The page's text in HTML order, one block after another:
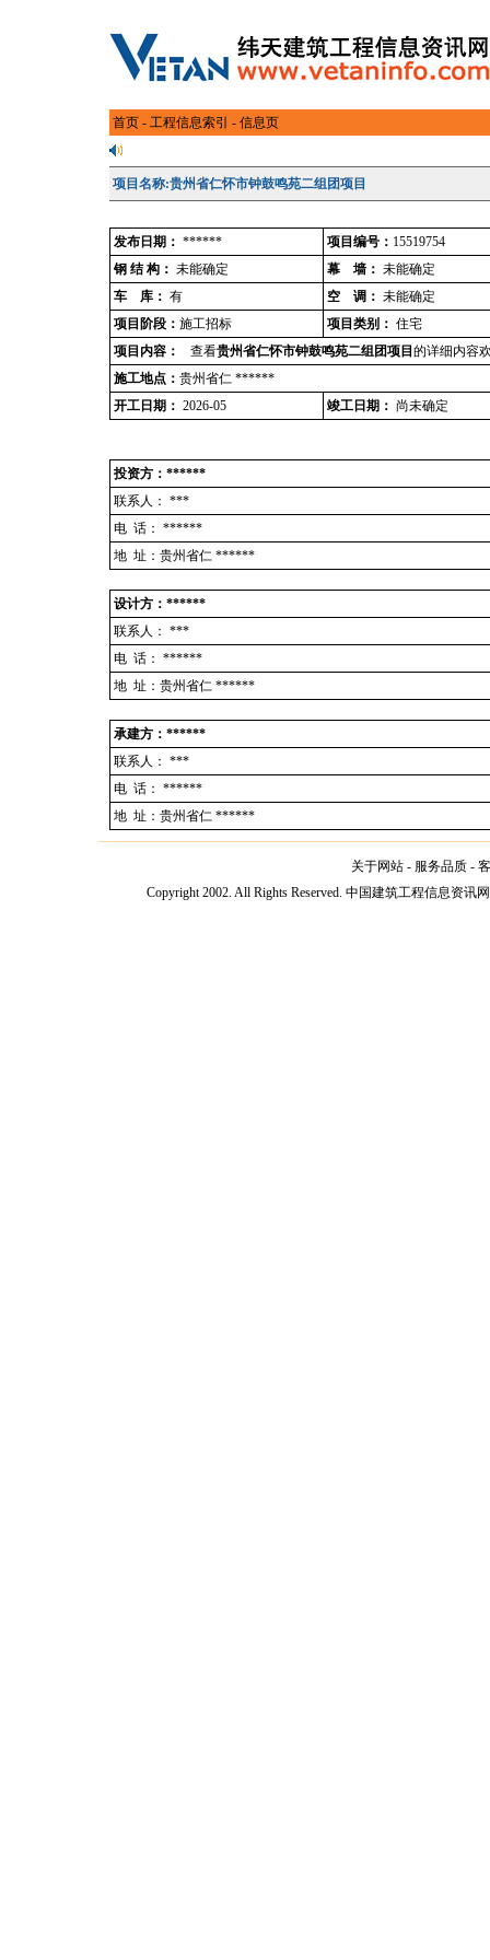
首页 - 工程信息索引 - 信息页
项目名称:贵州省仁怀市钟鼓鸣苑二组团项目
发布日期： ****** 项目编号： 15519754
钢 结 构： 未能确定 幕 墙： 未能确定
车 库： 有 空 调： 未能确定
项目阶段： 施工招标 项目类别： 住宅
项目内容：
查看贵州省仁怀市钟鼓鸣苑二组团项目 的详细内容
施工地点： 贵州省仁 ******
开工日期： 2026-05 竣工日期： 尚未确定
投资方：******
联系人： ***
电 话： ******
地 址：贵州省仁 ******
设计方：******
联系人： ***
电 话： ******
地 址：贵州省仁 ******
承建方：******
联系人： ***
电 话： ******
地 址：贵州省仁 ******
关于网站 - 服务品质 -
Copyright 2002. All Rights Reserved. 中国建筑工程信息资讯